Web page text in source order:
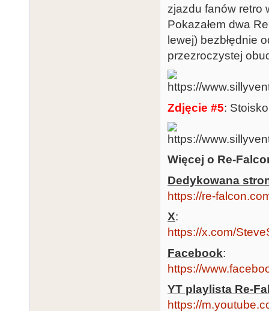
zjazdu fanów retro
Pokazałem dwa
lewej) bezbłędnie
przezroczystej
Zdjęcie #5:
Więcej o Re-
Dedykowana
https://re-
X:
https://x.com/
Facebook:
https://
YT playlista Re-
https://